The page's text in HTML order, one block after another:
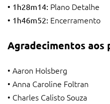
• 1h28m14: Plano Detalhe
• 1h46m52: Encerramento
Agradecimentos aos
• Aaron Holsberg
• Anna Caroline Foltran
• Charles Calisto Souza